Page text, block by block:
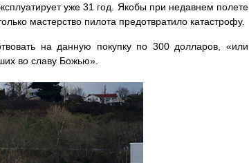
уже 31 год. Якобы при недавнем полете
мастерство пилота предотвратило катастрофу.
на данную покупку по 300 долларов, «или
во славу Божью».